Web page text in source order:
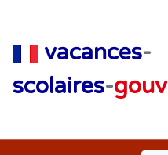
vacances-
scolaires-gouv